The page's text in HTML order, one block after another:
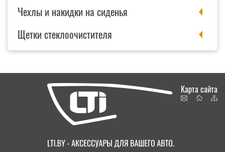
Чехлы и накидки на сиденья
Щетки стеклоочистителя
Карта сайта